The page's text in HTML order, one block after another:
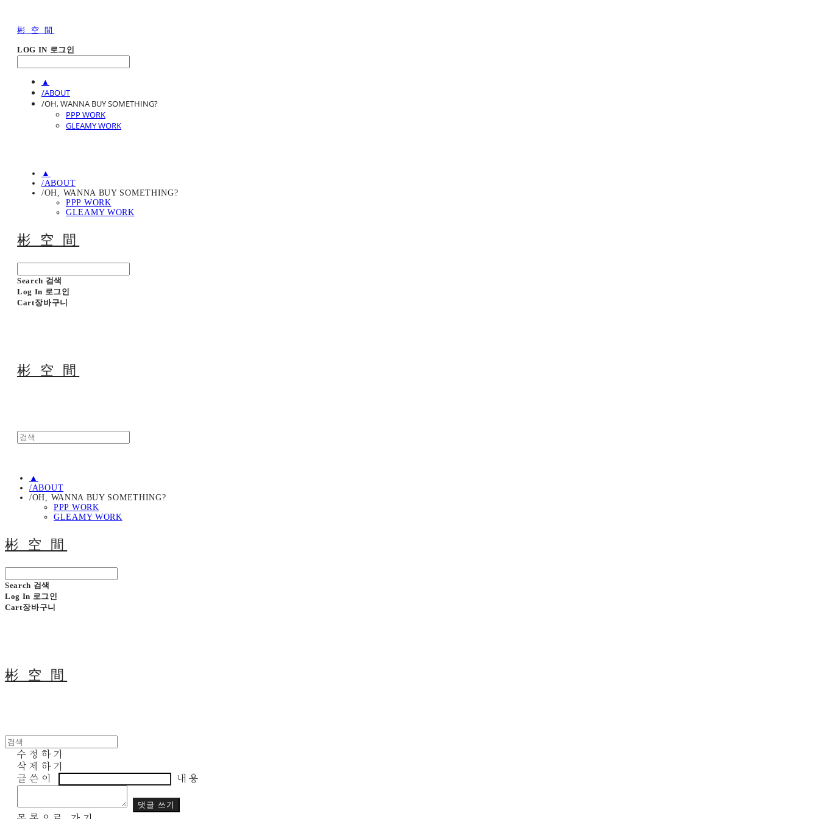
彬 空 間
LOG IN 로그인
▲
/ABOUT
/OH, WANNA BUY SOMETHING?
PPP WORK
GLEAMY WORK
▲
/ABOUT
/OH, WANNA BUY SOMETHING?
PPP WORK
GLEAMY WORK
彬 空 間
Search 검색
Log In 로그인
Cart장바구니
彬 空 間
▲
/ABOUT
/OH, WANNA BUY SOMETHING?
PPP WORK
GLEAMY WORK
彬 空 間
Search 검색
Log In 로그인
Cart장바구니
彬 空 間
수정하기
삭제하기
글쓴이
내용
댓글 쓰기